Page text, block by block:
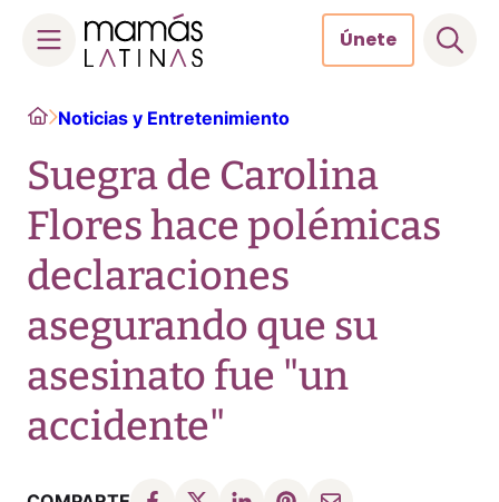
content
Únete
HomeNoticias y Entretenimiento
Suegra de Carolina
Flores hace polémicas
declaraciones
asegurando que su
asesinato fue "un
accidente"